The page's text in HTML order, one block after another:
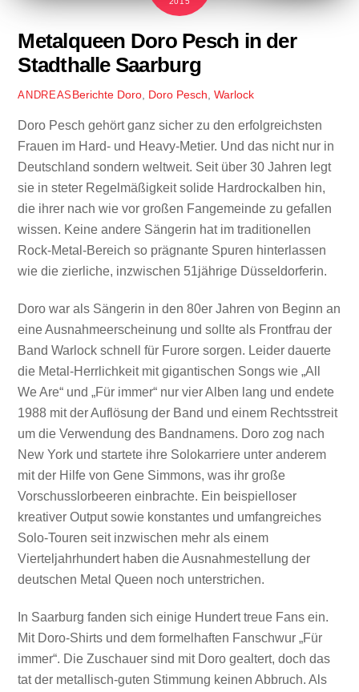
Metalqueen Doro Pesch in der
Stadthalle Saarburg
ANDREAS Berichte Doro, Doro Pesch Warlock
Doro Pesch gehört ganz sicher zu den erfolgreichsten
Frauen im Hard- und Heavy-Metier. Und das nicht nur in
Deutschland sondern weltweit. Seit über 30 Jahren legt
sie in steter Regelmäßigkeit solide Hardrockalben hin,
die ihrer nach wie vor großen Fangemeinde zu gefallen
wissen. Keine andere Sängerin hat im traditionellen
Rock-Metal-Bereich so prägnante Spuren hinterlassen
wie die zierliche, inzwischen 51jährige Düsseldorferin.
Doro war als Sängerin in den 80er Jahren von Beginn an
eine Ausnahmeerscheinung und sollte als Frontfrau der
Band Warlock schnell für Furore sorgen. Leider dauerte
die Metal-Herrlichkeit mit gigantischen Songs wie „All
We Are“ und „Für immer“ nur vier Alben lang und endete
1988 mit der Auflösung der Band und einem Rechtsstreit
um die Verwendung des Bandnamens. Doro zog nach
New York und startete ihre Solokarriere unter anderem
mit der Hilfe von Gene Simmons, was ihr große
Vorschusslorbeeren einbrachte. Ein beispielloser
kreativer Output sowie konstantes und umfangreiches
Solo-Touren seit inzwischen mehr als einem
Vierteljahrhundert haben die Ausnahmestellung der
deutschen Metal Queen noch unterstrichen.
In Saarburg fanden sich einige Hundert treue Fans ein.
Mit Doro-Shirts und dem formelhaften Fanschwur „Für
immer“. Die Zuschauer sind mit Doro gealtert, doch das
tat der metallisch-guten Stimmung keinen Abbruch. Als